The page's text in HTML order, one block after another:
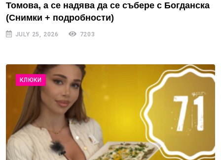
Томова, а се надява да се събере с Богданска
(Снимки + подробности)
JULY 25, 2026 7203
КЛЮКИ